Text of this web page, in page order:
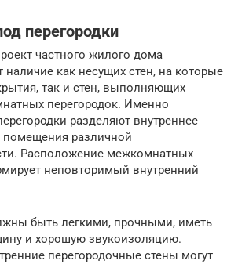
перегородки
частного жилого дома
наличие как несущих стен, на которые
так и стен, выполняющих
перегородок. Именно
разделяют внутреннее
помещения различной
Расположение межкомнатных
неповторимый внутренний
быть легкими, прочными, иметь
и хорошую звукоизоляцию.
перегородочные стены могут